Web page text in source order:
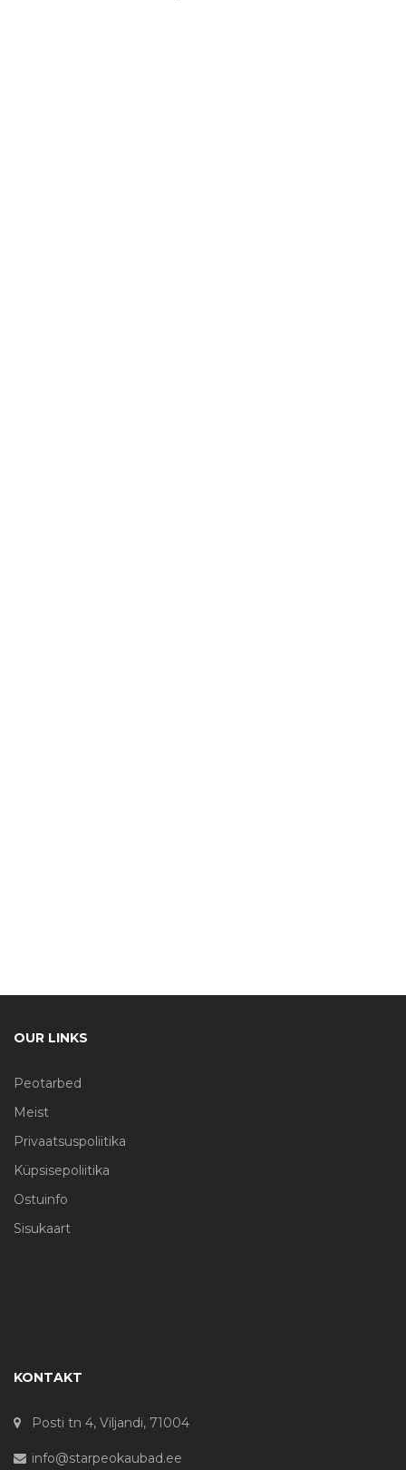
OUR LINKS
Peotarbed
Meist
Privaatsuspoliitika
Küpsisepoliitika
Ostuinfo
Sisukaart
KONTAKT
Posti tn 4, Viljandi, 71004
info@starpeokaubad.ee